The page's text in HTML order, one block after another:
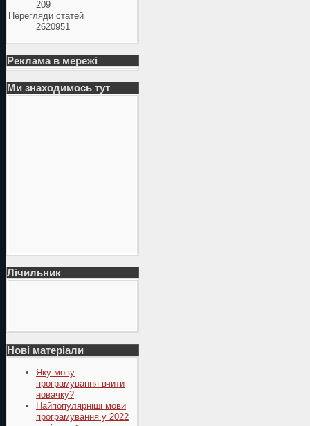
209
Перегляди статей
2620951
Реклама в мережі
Ми знаходимось тут
Лічильник
Нові матеріали
Яку мову
програмування вчити
новачку?
Найпопулярніші мови
програмування у 2022